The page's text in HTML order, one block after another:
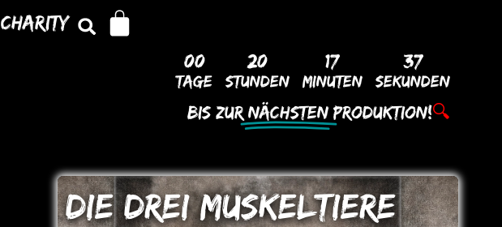
Charity
00
Tage
20
Stunden
17
Minuten
36
Sekunden
Bis ZurNächsten Produktion!🔍
DIE DREI MUSKELTIERE